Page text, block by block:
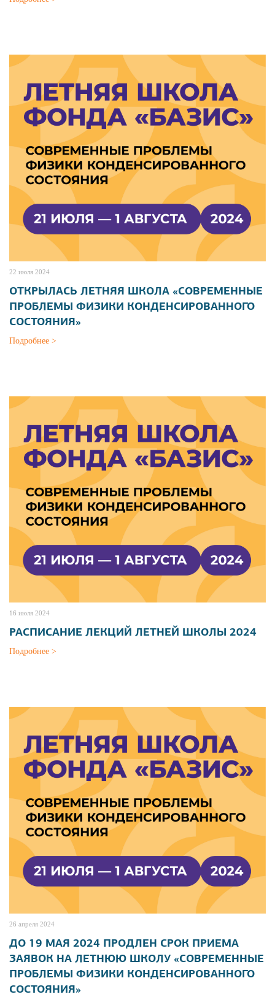
22 июля 2024
ОТКРЫЛАСЬ ЛЕТНЯЯ ШКОЛА «СОВРЕМЕННЫЕ
ПРОБЛЕМЫ ФИЗИКИ КОНДЕНСИРОВАННОГО
СОСТОЯНИЯ»
Подробнее >
16 июля 2024
РАСПИСАНИЕ ЛЕКЦИЙ ЛЕТНЕЙ ШКОЛЫ 2024
Подробнее >
26 апреля 2024
ДО 19 МАЯ 2024 ПРОДЛЕН СРОК ПРИЕМА
ЗАЯВОК НА ЛЕТНЮЮ ШКОЛУ «СОВРЕМЕННЫЕ
ПРОБЛЕМЫ ФИЗИКИ КОНДЕНСИРОВАННОГО
СОСТОЯНИЯ»